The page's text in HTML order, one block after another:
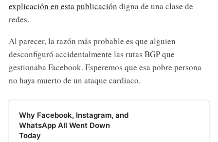
explicación en esta publicación digna de una clase de
redes.
Al parecer, la razón más probable es que alguien
desconfiguró accidentalmente las rutas BGP que
gestionaba Facebook. Esperemos que esa pobre persona
no haya muerto de un ataque cardiaco.
Why Facebook, Instagram, and
WhatsApp All Went Down
Today